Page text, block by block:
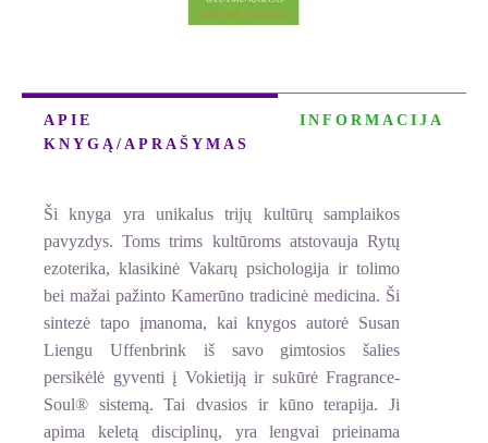
APIE
KNYGĄ/APRAŠYMAS
INFORMACIJA
Ši knyga yra unikalus trijų kultūrų samplaikos
pavyzdys. Toms trims kultūroms atstovauja Rytų
ezoterika, klasikinė Vakarų psichologija ir tolimo
bei mažai pažinto Kamerūno tradicinė medicina. Ši
sintezė tapo įmanoma, kai knygos autorė Susan
Liengu Uffenbrink iš savo gimtosios šalies
persikėlė gyventi į Vokietiją ir sukūrė Fragrance-
Soul® sistemą. Tai dvasios ir kūno terapija. Ji
apima keletą disciplinų, yra lengvai prieinama